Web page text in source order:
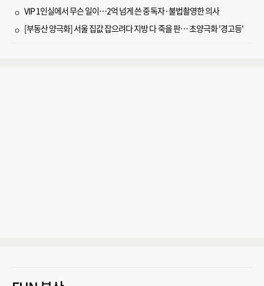
VIP 1인실에서 무슨 일이…2억 넘게 쓴 중독자·불법촬영한 의사
[부동산 양극화] 서울 집값 잡으려다 지방 다 죽을 판… 초양극화 '경고등'